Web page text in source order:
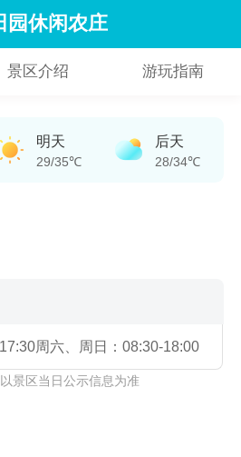
园休闲农庄
景区介绍 游玩指南
明天
29/35℃
后天
28/34℃
周六、周日：08:30-18:00
景区当日公示信息为准